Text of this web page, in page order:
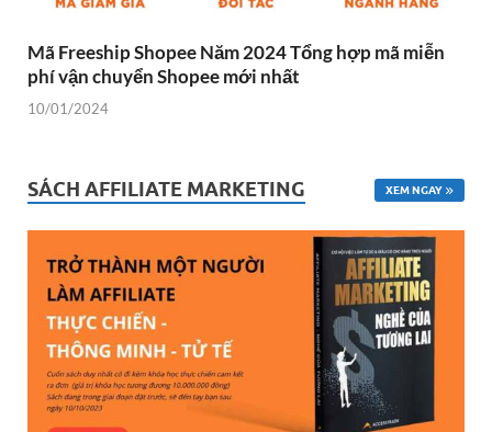
Mã Freeship Shopee Năm 2024 Tổng hợp mã miễn
phí vận chuyển Shopee mới nhất
10/01/2024
SÁCH AFFILIATE MARKETING XEM NGAY